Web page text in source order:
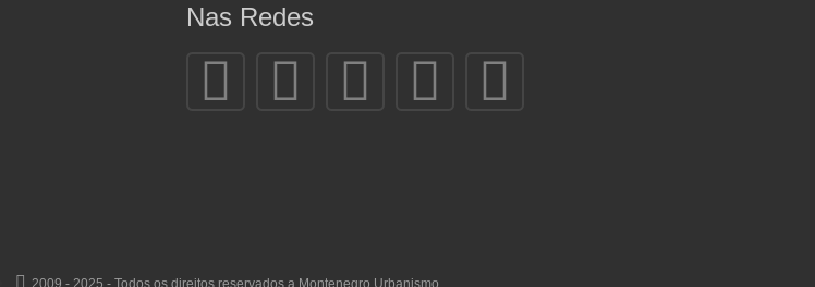
Nas Redes
2009 - 2025 - Todos os direitos reservados a Montenegro Urbanismo.